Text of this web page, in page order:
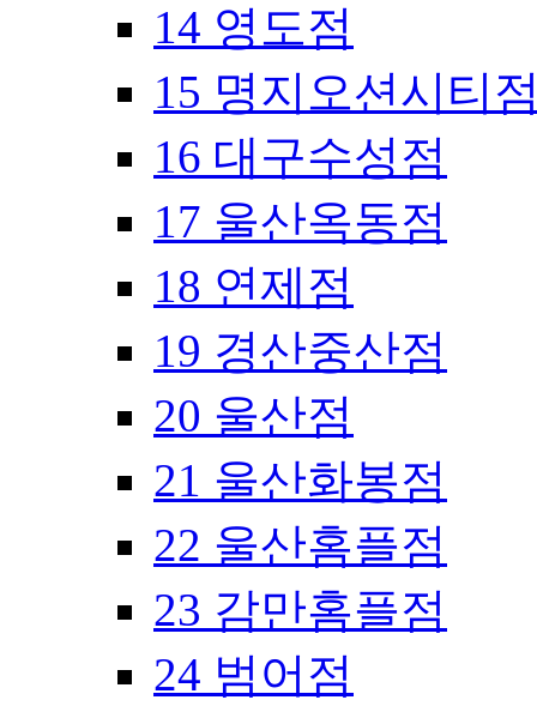
14 영도점
15 명지오션시티
16 대구수성점
17 울산옥동점
18 연제점
19 경산중산점
20 울산점
21 울산화봉점
22 울산홈플점
23 감만홈플점
24 범어점